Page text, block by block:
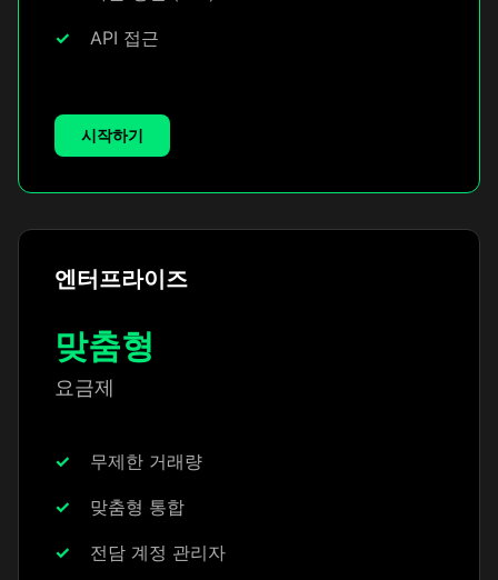
API 접근
시작하기
엔터프라이즈
맞춤형
요금제
무제한 거래량
맞춤형 통합
전담 계정 관리자